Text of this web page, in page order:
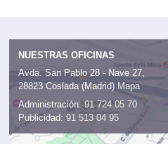
NUESTRAS OFICINAS
Avda. San Pablo 28 - Nave 27,
28823 Coslada (Madrid)
Mapa
Administración:91 724 05 70
Publicidad: